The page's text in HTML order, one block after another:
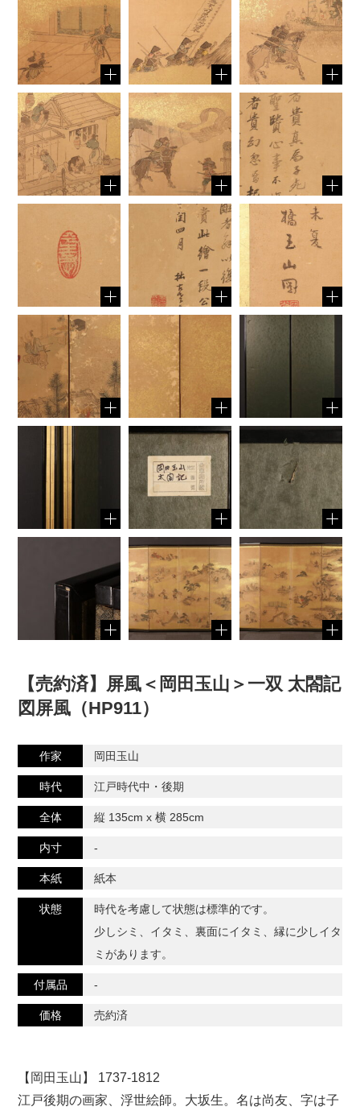
【売約済】屏風＜岡田玉山＞一双 太閤記
図屏風（HP911）
作家 岡田玉山
時代 江戸時代中・後期
全体 縦 135cm x 横 285cm
内寸 -
本紙 紙本
状態
時代を考慮して状態は標準的です。
少しシミ、イタミ、裏面にイタミ、縁に少しイタ
ミがあります。
付属品 -
価格 売約済
【岡田玉山】 1737-1812
江戸後期の画家、浮世絵師。大坂生。名は尚友、字は子